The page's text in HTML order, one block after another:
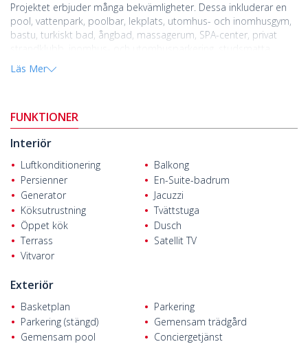
Projektet erbjuder många bekvämligheter. Dessa inkluderar en
pool, vattenpark, poolbar, lekplats, utomhus- och inomhusgym,
bastu, turkiskt bad, ångbad, massagerum, SPA-center, privat
köpcentrum, konditori, skönhet salong, frisör, internetcafé,
nattklubb, konferensrum, bowlinghall, marknad, restaurang samt
helikopterdäck.
Fastigheterna till salu i Alanya
golfbanan, 3,5 km från stranden och 31,5 km från Alanya-
Gazipaşa flygplats.
Läs Mer
FUNKTIONER
Interiör
Luftkonditionering
Balkong
Persienner
En-Suite-badrum
Generator
Jacuzzi
Köksutrustning
Tvättstuga
Öppet kök
Dusch
Terrass
Satellit TV
Vitvaror
Exteriör
Basketplan
Parkering
Parkering (stängd)
Gemensam trädgård
Gemensam pool
Conciergetjänst